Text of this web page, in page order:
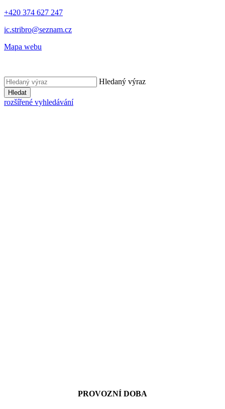
+420 374 627 247
ic.stribro@seznam.cz
Mapa webu
Hledaný výraz
Hledat
rozšířené vyhledávání
PROVOZNÍ DOBA